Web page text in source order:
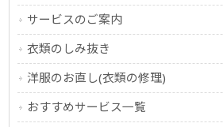
サービスのご案内
衣類のしみ抜き
洋服のお直し(衣類の修理)
おすすめサービス一覧